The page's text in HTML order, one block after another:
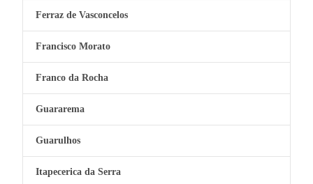
Ferraz de Vasconcelos
Francisco Morato
Franco da Rocha
Guararema
Guarulhos
Itapecerica da Serra